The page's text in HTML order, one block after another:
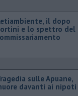
il dopo
e lo spettro del
sulle Apuane,
davanti ai nipoti